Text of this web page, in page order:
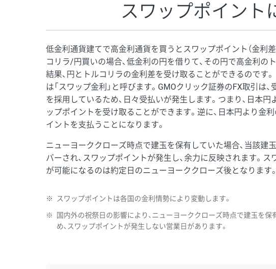
スワップポイント
低金利通貨建てで高金利通貨を買うとスワップポイント（金利
コリラ/円買いの場合、低金利の円を借りて、その円で高金利の
結果、円とトルコリラの金利差を受け取ることができるのです
は「スワップ金利」と呼びます。GMOクリック証券のFX取引は
を採用しているため、日々受払いが発生します。つまり、日本
ップポイントを受け取ることができます。逆に、日本円より金
イントを支払うことになります。
ニューヨーククローズ時点で建玉を保有していた場合、当該建
バーされ、スワップポイントが発生し、余力に反映されます。
が可能になるのは約定日のニューヨーククローズ後となります
※ スワップポイントは各国の金利情勢により変動します。
※
国内外の祝祭日の影響により、ニューヨーククローズ時点で建玉を
め、スワップポイントが発生しない営業日があります。